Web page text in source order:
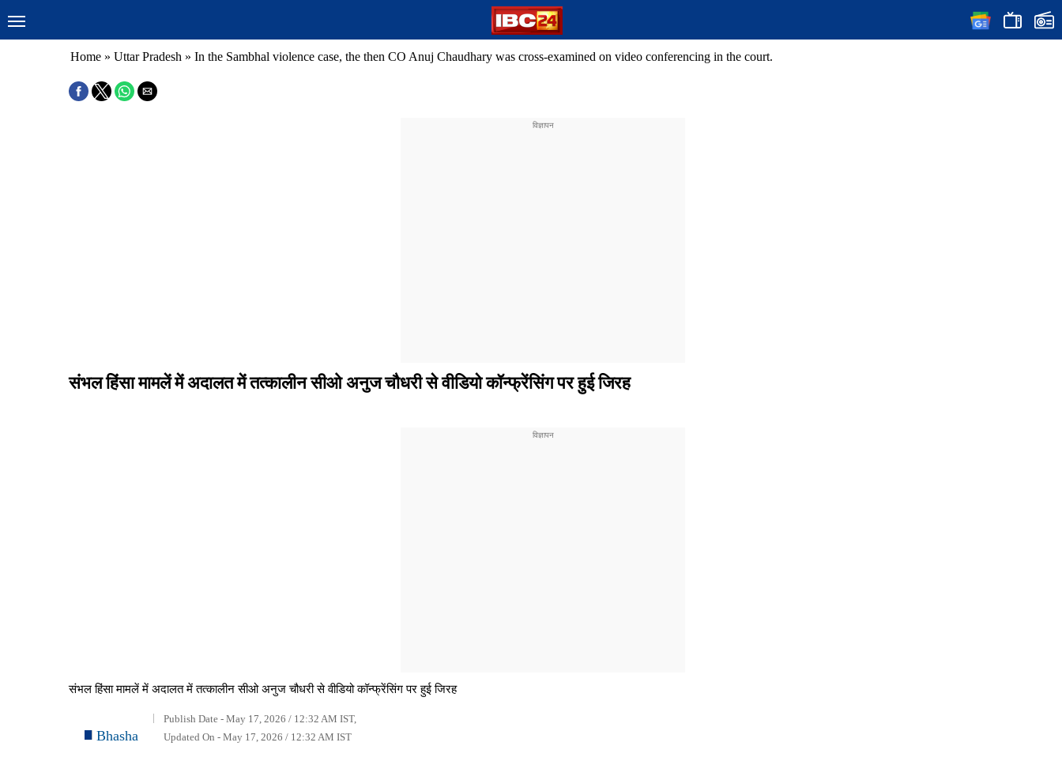
Home » Uttar Pradesh » In the Sambhal violence case, the then CO Anuj Chaudhary was cross-examined on video conferencing in the court.
संभल हिंसा मामलें में अदालत में तत्कालीन सीओ अनुज चौधरी से वीडियो कॉन्फ्रेंसिंग पर हुई जिरह
संभल हिंसा मामलें में अदालत में तत्कालीन सीओ अनुज चौधरी से वीडियो कॉन्फ्रेंसिंग पर हुई जिरह
Bhasha
Publish Date - May 17, 2026 / 12:32 AM IST,
Updated On - May 17, 2026 / 12:32 AM IST